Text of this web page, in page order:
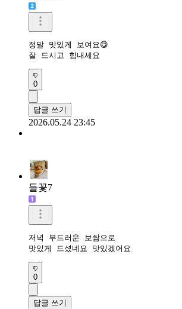
정말 맛있게 보여요😋
잘 드시고 힘내세요
0
답글 쓰기
2026.05.24 23:45
들꽃7
저녁 부드러운 보쌈으로
맛있게 드셨네요 맛있겠어요
0
답글 쓰기